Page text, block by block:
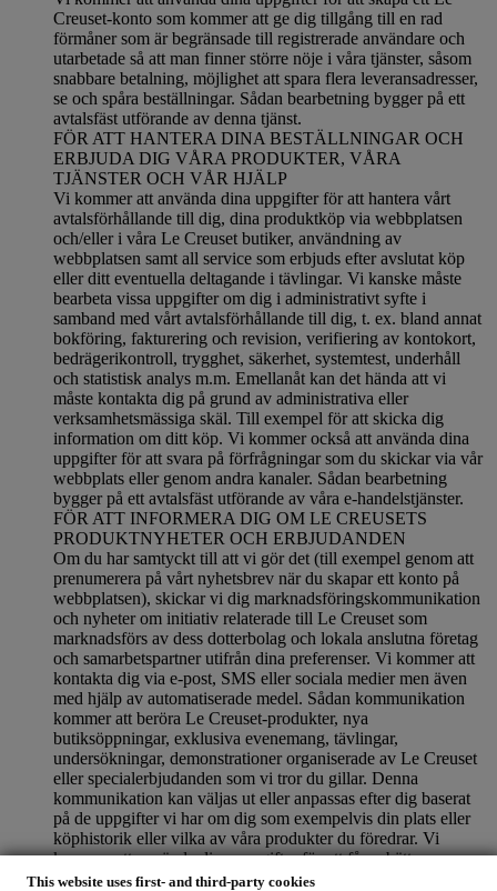
This website uses first- and third-party cookies
Creuset-konto som kommer att ge dig tillgång till en rad
förmåner som är begränsade till registrerade användare och
utarbetade så att man finner större nöje i våra tjänster, såsom
snabbare betalning, möjlighet att spara flera leveransadresser,
se och spåra beställningar. Sådan bearbetning bygger på ett
avtalsfäst utförande av denna tjänst.
FÖR ATT HANTERA DINA BESTÄLLNINGAR OCH
ERBJUDA DIG VÅRA PRODUKTER, VÅRA
TJÄNSTER OCH VÅR HJÄLP
Vi kommer att använda dina uppgifter för att hantera vårt
avtalsförhållande till dig, dina produktköp via webbplatsen
och/eller i våra Le Creuset butiker, användning av
webbplatsen samt all service som erbjuds efter avslutat köp
eller ditt eventuella deltagande i tävlingar. Vi kanske måste
bearbeta vissa uppgifter om dig i administrativt syfte i
samband med vårt avtalsförhållande till dig, t. ex. bland annat
bokföring, fakturering och revision, verifiering av kontokort,
bedrägerikontroll, trygghet, säkerhet, systemtest, underhåll
och statistisk analys m.m. Emellanåt kan det hända att vi
måste kontakta dig på grund av administrativa eller
verksamhetsmässiga skäl. Till exempel för att skicka dig
information om ditt köp. Vi kommer också att använda dina
uppgifter för att svara på förfrågningar som du skickar via vår
webbplats eller genom andra kanaler. Sådan bearbetning
bygger på ett avtalsfäst utförande av våra e-handelstjänster.
FÖR ATT INFORMERA DIG OM LE CREUSETS
PRODUKTNYHETER OCH ERBJUDANDEN
Om du har samtyckt till att vi gör det (till exempel genom att
prenumerera på vårt nyhetsbrev när du skapar ett konto på
webbplatsen), skickar vi dig marknadsföringskommunikation
och nyheter om initiativ relaterade till Le Creuset som
marknadsförs av dess dotterbolag och lokala anslutna företag
och samarbetspartner utifrån dina preferenser. Vi kommer att
kontakta dig via e-post, SMS eller sociala medier men även
med hjälp av automatiserade medel. Sådan kommunikation
kommer att beröra Le Creuset-produkter, nya
butiksöppningar, exklusiva evenemang, tävlingar,
undersökningar, demonstrationer organiserade av Le Creuset
eller specialerbjudanden som vi tror du gillar. Denna
kommunikation kan väljas ut eller anpassas efter dig baserat
på de uppgifter vi har om dig som exempelvis din plats eller
köphistorik eller vilka av våra produkter du föredrar. Vi
kommer att använda dina uppgifter för att få en bättre
förståelse för dina intressen. Detta gör vår kommunikation